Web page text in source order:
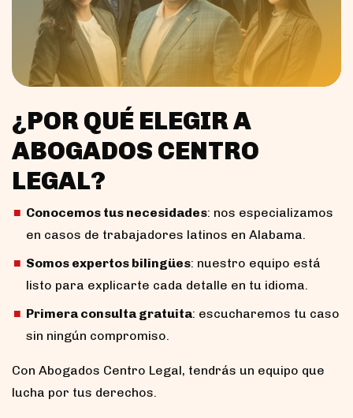
¿POR QUÉ ELEGIR A
ABOGADOS CENTRO
LEGAL?
Conocemos tus necesidades: nos especializamos
en casos de trabajadores latinos en Alabama.
Somos expertos bilingües: nuestro equipo está
listo para explicarte cada detalle en tu idioma.
Primera consulta gratuita: escucharemos tu caso
sin ningún compromiso.
Con Abogados Centro Legal, tendrás un equipo que
lucha por tus derechos.